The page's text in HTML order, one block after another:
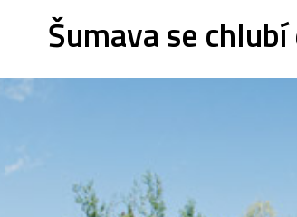
Šumava se